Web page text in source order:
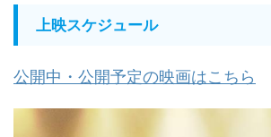
上映スケジュール
公開中・公開予定の映画はこちら